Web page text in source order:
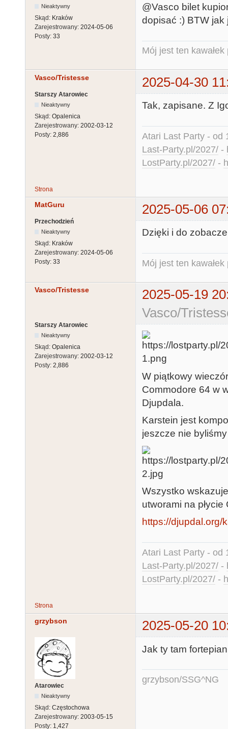
Nieaktywny
Skąd: Kraków
Zarejestrowany: 2024-05-06
Posty: 33
@Vasco bilet
dopisać :) BTW
Mój jest ten kawałek
Vasco/Tristesse 2025-04-30
Starszy Atarowiec
Nieaktywny
Skąd: Opalenica
Zarejestrowany: 2002-03-12
Posty: 2,886
Tak, zapisane. Z
Atari Last Party - od
Last-Party.pl/2027/ -
LostParty.pl/2027/ -
Strona
MatGuru 2025-05-06
Przechodzień
Nieaktywny
Skąd: Kraków
Zarejestrowany: 2024-05-06
Posty: 33
Dzięki i do
Mój jest ten kawałek
Vasco/Tristesse
2025-05-19
Vasco/
Starszy Atarowiec
Nieaktywny
Skąd: Opalenica
Zarejestrowany: 2002-03-12
Posty: 2,886
W piątkowy
Commodore 64 w
Djupdala.
Karstein jest
jeszcze nie
Wszystko
utworami na
https://djupdal.org/
Atari Last Party - od
Last-Party.pl/2027/ -
LostParty.pl/2027/ -
Strona
grzybson 2025-05-20
Atarowiec
Nieaktywny
Skąd: Częstochowa
Zarejestrowany: 2003-05-15
Posty: 1,427
Jak ty tam
grzybson/SSG^NG